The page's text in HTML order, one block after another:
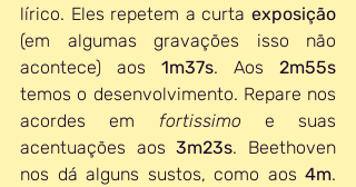
lírico. Eles repetem a curta exposição
(em algumas gravações isso não
acontece) aos 1m37s. Aos
temos o desenvolvimento. Repare nos
acordes em fortissimo e suas
acentuações aos 3m23s. Beethoven
nos dá alguns sustos, como aos 4m.